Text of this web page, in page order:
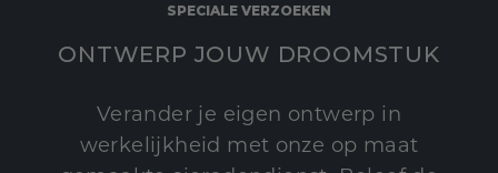
SPECIALE VERZOEKEN
ONTWERP JOUW DROOMSTUK
Verander je eigen ontwerp in
werkelijkheid met onze op maat